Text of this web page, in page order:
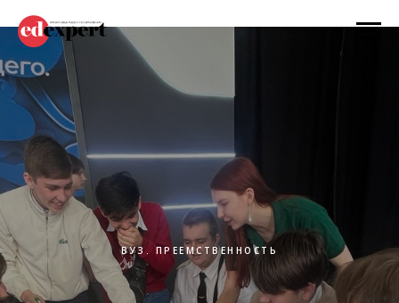
ВУЗ. ПРЕЕМСТВЕННОСТЬ